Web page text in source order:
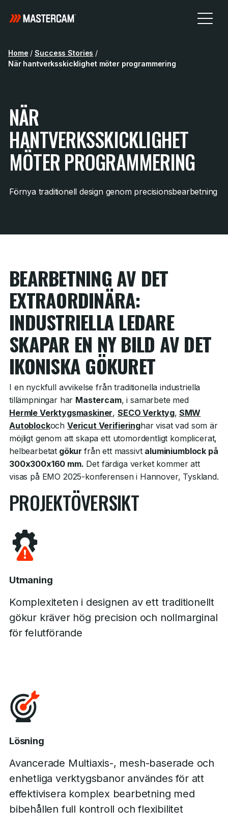
Home / Success Stories /
När hantverksskicklighet möter programmering
NÄR
HANTVERKSSKICKLIGHET
MÖTER PROGRAMMERING
Förnya traditionell design genom precisionsbearbetning
BEARBETNING AV DET
EXTRAORDINÄRA:
INDUSTRIELLA LEDARE
SKAPAR EN NY BILD AV DET
IKONISKA GÖKURET
I en nyckfull avvikelse från traditionella industriella
tillämpningar har Mastercam, i samarbete med
Hermle Verktygsmaskiner,SECO Verktyg, SMW
Autoblockoch Vericut Verifieringhar visat vad som är
möjligt genom att skapa ett utomordentligt komplicerat,
helbearbetat gökur från ett massivt aluminiumblock på
300x300x160 mm. Det färdiga verket kommer att
visas på EMO 2025-konferensen i Hannover, Tyskland.
PROJEKTÖVERSIKT
Utmaning
Komplexiteten i designen av ett traditionellt
gökur kräver hög precision och nollmarginal
för felutförande
Lösning
Avancerade Multiaxis-, mesh-baserade och
enhetliga verktygsbanor användes för att
effektivisera komplex bearbetning med
bibehållen full kontroll och flexibilitet